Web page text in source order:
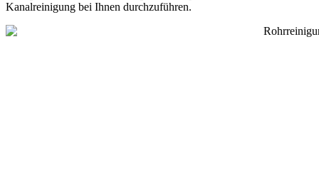
Kanalreinigung bei Ihnen durchzuführen.